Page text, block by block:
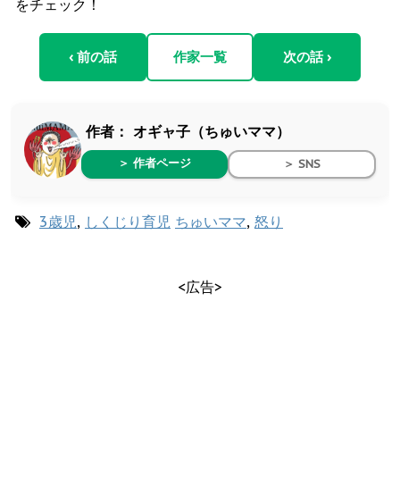
をチェック！
‹ 前の話 作家一覧 次の話 ›
作者： オギャ子（ちゅいママ）
＞ 作者ページ ＞ SNS
3歳児, しくじり育児 ちゅいママ, 怒り
<広告>